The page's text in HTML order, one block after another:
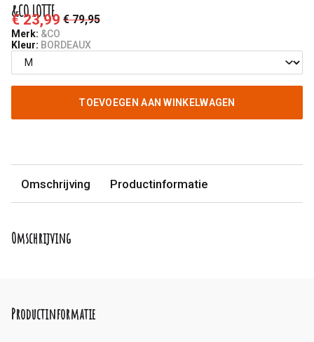
&CO LOTTE
€ 23,99 € 79,95
Merk: &CO
Kleur: BORDEAUX
TOEVOEGEN AAN WINKELWAGEN
Omschrijving Productinformatie
Omschrijving
Productinformatie